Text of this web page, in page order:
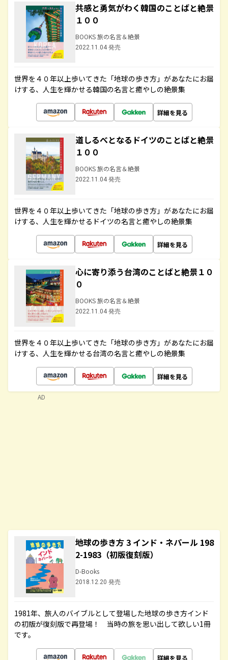
共感と勇気がわく韓国のことばと絶景
１００
BOOKS 旅の名言＆絶景
2022.11.04 発売
世界を４０年以上歩いてきた「地球の歩き方」があなたにお届
けする、人生を輝かせる韓国の名言と癒やしの絶景集
詳細を見る
道しるべとなるドイツのことばと絶景
１００
BOOKS 旅の名言＆絶景
2022.11.04 発売
世界を４０年以上歩いてきた「地球の歩き方」があなたにお届
けする、人生を輝かせるドイツの名言と癒やしの絶景集
詳細を見る
心に寄り添う台湾のことばと絶景１０
０
BOOKS 旅の名言＆絶景
2022.11.04 発売
世界を４０年以上歩いてきた「地球の歩き方」があなたにお届
けする、人生を輝かせる台湾の名言と癒やしの絶景集
詳細を見る
地球の歩き方 3 インド・ネパール 198
2-1983（初版復刻版）
D-Books
2018.12.20 発売
1981年、旅人のバイブルとして登場した地球の歩き方インド
の初版が復刻版で再登場！ 当時の旅を思い出して欲しい1冊
です。
詳細を見る
AD